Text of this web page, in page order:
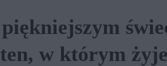
w którym